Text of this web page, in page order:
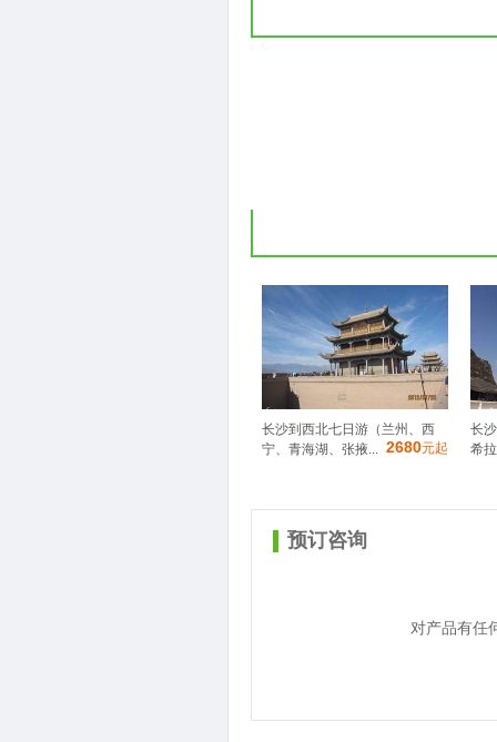
长沙到西北七日游（兰州、西
宁、青海湖、张掖... 2680元起
长
希
预订咨询
对产品有任